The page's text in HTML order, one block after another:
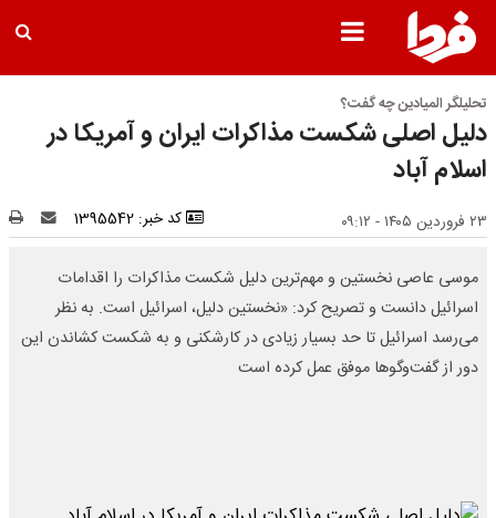
تحلیلگر المیادین چه گفت؟
دلیل اصلی شکست مذاکرات ایران و آمریکا در
اسلام آباد
۲۳ فروردین ۱۴۰۵ - ۰۹:۱۲ کد خبر: 1395542
موسی عاصی نخستین و مهم‌ترین دلیل شکست مذاکرات را اقدامات
اسرائیل دانست و تصریح کرد: «نخستین دلیل، اسرائیل است. به نظر
می‌رسد اسرائیل تا حد بسیار زیادی در کارشکنی و به شکست کشاندن این
دور از گفت‌وگوها موفق عمل کرده است